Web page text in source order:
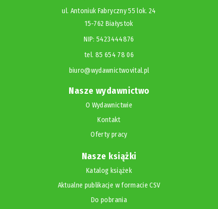
ul. Antoniuk Fabryczny 55 lok. 24
15-762 Białystok
NIP: 5423444876
tel. 85 654 78 06
biuro@wydawnictwovital.pl
Nasze wydawnictwo
O Wydawnictwie
Kontakt
Oferty pracy
Nasze książki
Katalog książek
Aktualne publikacje w formacie CSV
Do pobrania